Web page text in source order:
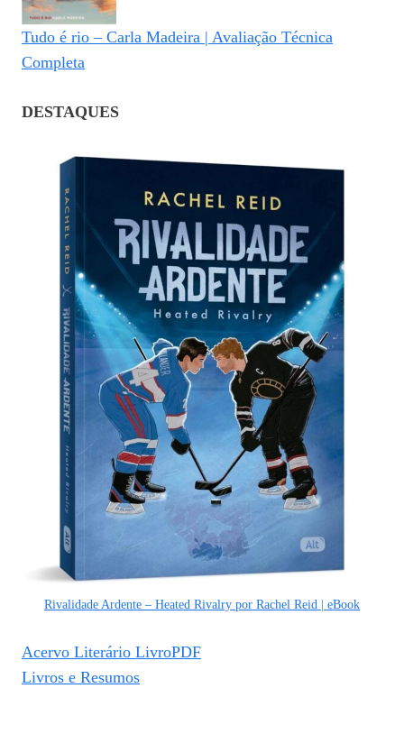
Tudo é rio – Carla Madeira | Avaliação Técnica
Completa
DESTAQUES
Rivalidade Ardente – Heated Rivalry por Rachel Reid | eBook
Acervo Literário LivroPDF
Livros e Resumos